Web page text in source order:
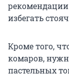
рекомендации
избегать
Кроме того,
комаров,
пастельных